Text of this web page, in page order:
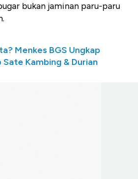
bukan jaminan paru-paru
Menkes BGS Ungkap
Sate Kambing & Durian